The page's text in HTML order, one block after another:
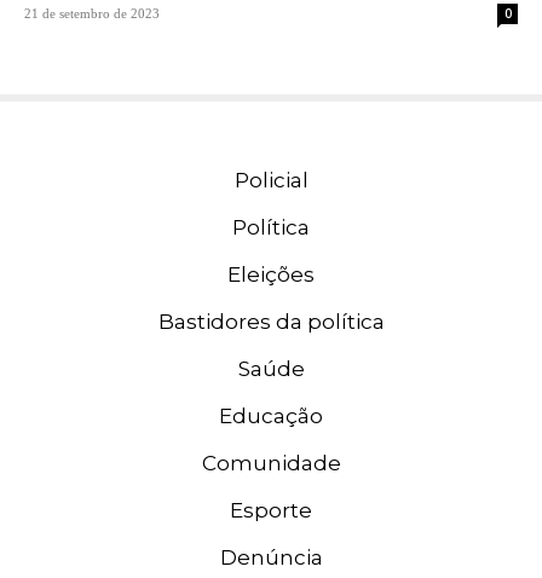
21 de setembro de 2023 0
Policial
Política
Eleições
Bastidores da política
Saúde
Educação
Comunidade
Esporte
Denúncia